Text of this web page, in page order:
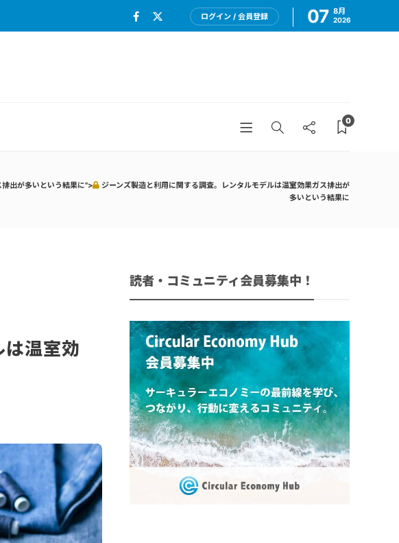
ログイン / 会員登録 07 8月
2026
0
出が多いという結果に">
ジーンズ製造と利用に関する調査。レンタルモデルは温室効果ガス排出が
多いという結果に
温室効
読者・コミュニティ会員募集中！